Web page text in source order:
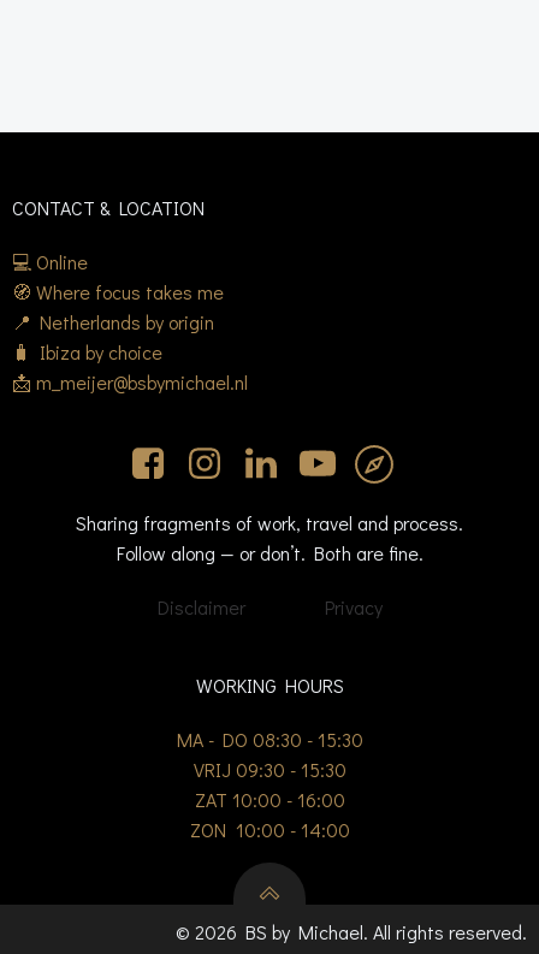
CONTACT & LOCATION
💻 Online
🧭 Where focus takes me
📍 Netherlands by origin
🧳 Ibiza by choice
📩 m_meijer@bsbymichael.nl
Sharing fragments of work, travel and process.
Follow along — or don’t. Both are fine.
Disclaimer Privacy
WORKING HOURS
MA - DO 08:30 - 15:30
VRIJ 09:30 - 15:30
ZAT 10:00 - 16:00
ZON 10:00 - 14:00
© 2026 BS by Michael. All rights reserved.